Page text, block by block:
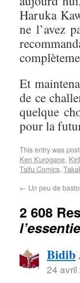
Haruka
ne l’avez
Et
de ce
quelque
pour la
This entry was
Ken Kurogane,
Taifu Comics,
← Un peu de
2 608
Bidib
24